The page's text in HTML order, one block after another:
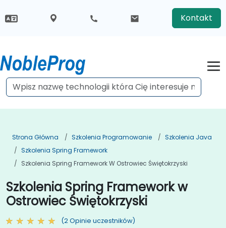
Kontakt
Strona Główna Szkolenia Programowanie
Szkolenia Java
Szkolenia Spring Framework
Szkolenia Spring Framework W Ostrowiec Świętokrzyski
Szkolenia Spring Framework w
Ostrowiec Świętokrzyski
(2 Opinie uczestników)